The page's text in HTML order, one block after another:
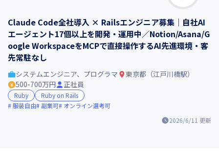
Claude Code全社導入 × Railsエンジニア募集｜自社AI
エージェント17個以上を開発・運用中／Notion/Asana/G
oogle WorkspaceをMCPで直接操作するAI先進環境・客
先常駐なし
2026/6/11 更新
システムエンジニア、プログラマ
東京都（江戸川橋駅）
500-700万円
正社員
Ruby
Ruby on Rails
服装自由
副業可 オンライン選考可